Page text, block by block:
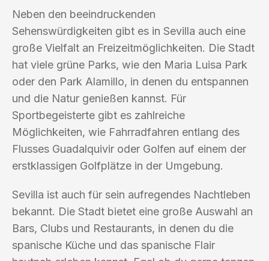
Neben den beeindruckenden
Sehenswürdigkeiten gibt es in Sevilla auch eine
große Vielfalt an Freizeitmöglichkeiten. Die Stadt
hat viele grüne Parks, wie den Maria Luisa Park
oder den Park Alamillo, in denen du entspannen
und die Natur genießen kannst. Für
Sportbegeisterte gibt es zahlreiche
Möglichkeiten, wie Fahrradfahren entlang des
Flusses Guadalquivir oder Golfen auf einem der
erstklassigen Golfplätze in der Umgebung.
Sevilla ist auch für sein aufregendes Nachtleben
bekannt. Die Stadt bietet eine große Auswahl an
Bars, Clubs und Restaurants, in denen du die
spanische Küche und das spanische Flair